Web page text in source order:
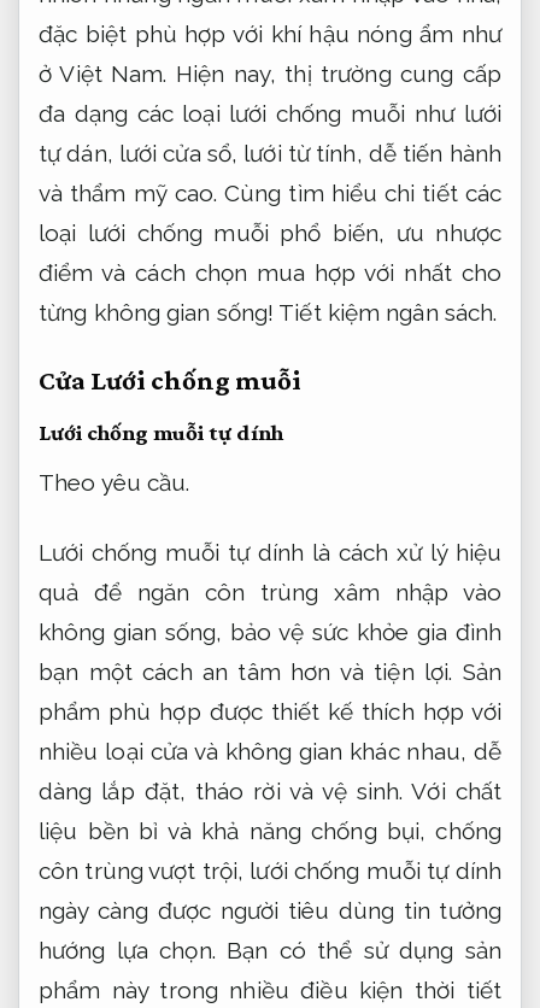
đặc biệt phù hợp với khí hậu nóng ẩm như
ở Việt Nam. Hiện nay, thị trường cung cấp
đa dạng các loại lưới chống muỗi như lưới
tự dán, lưới cửa sổ, lưới từ tính, dễ tiến hành
và thẩm mỹ cao. Cùng tìm hiểu chi tiết các
loại lưới chống muỗi phổ biến, ưu nhược
điểm và cách chọn mua hợp với nhất cho
từng không gian sống! Tiết kiệm ngân sách.
Cửa Lưới chống muỗi
Lưới chống muỗi tự dính
Theo yêu cầu.
Lưới chống muỗi tự dính là cách xử lý hiệu
quả để ngăn côn trùng xâm nhập vào
không gian sống, bảo vệ sức khỏe gia đình
bạn một cách an tâm hơn và tiện lợi. Sản
phẩm phù hợp được thiết kế thích hợp với
nhiều loại cửa và không gian khác nhau, dễ
dàng lắp đặt, tháo rời và vệ sinh. Với chất
liệu bền bỉ và khả năng chống bụi, chống
côn trùng vượt trội, lưới chống muỗi tự dính
ngày càng được người tiêu dùng tin tưởng
hướng lựa chọn. Bạn có thể sử dụng sản
phẩm này trong nhiều điều kiện thời tiết